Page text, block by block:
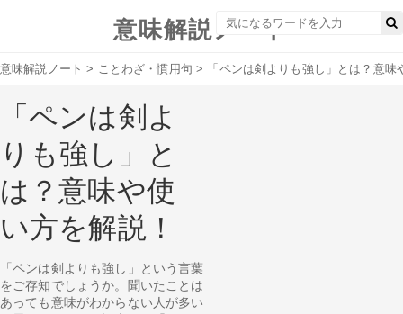
意味解説ノート
意味解説ノート > ことわざ・慣用句 > 「ペンは剣よりも強し」とは？意味
「ペンは剣よ
りも強し」と
は？意味や使
い方を解説！
「ペンは剣よりも強し」という言葉
をご存知でしょうか。聞いたことは
あっても意味がわからない人が多い